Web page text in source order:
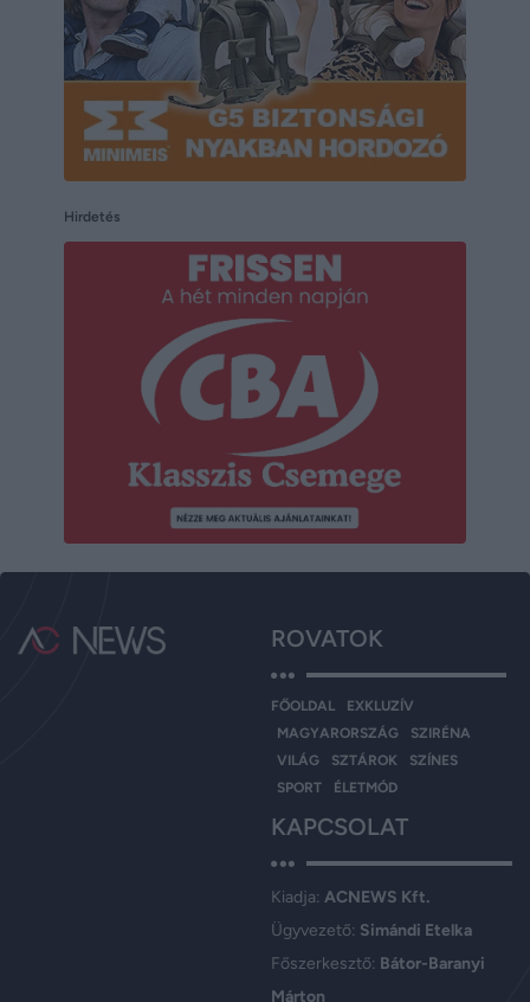
Hirdetés
ROVATOK
FŐOLDAL
EXKLUZÍV
MAGYARORSZÁG
SZIRÉNA
VILÁG
SZTÁROK
SZÍNES
SPORT
ÉLETMÓD
KAPCSOLAT
Kiadja: ACNEWS Kft.
Ügyvezető: Simándi Etelka
Főszerkesztő: Bátor-Baranyi
Márton